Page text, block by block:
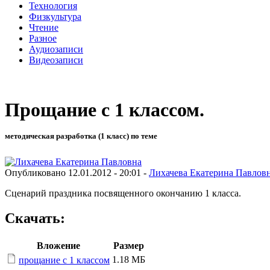
Технология
Физкультура
Чтение
Разное
Аудиозаписи
Видеозаписи
Прощание с 1 классом.
методическая разработка (1 класс) по теме
Опубликовано 12.01.2012 - 20:01 - Лихачева Екатерина
Сценарий праздника посвященного окончанию 1 класса.
Скачать:
Вложение
Размер
прощание с 1 классом 1.18 МБ